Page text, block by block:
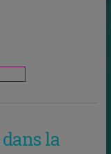
la